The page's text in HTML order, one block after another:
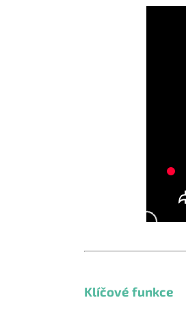
Klíčové funkce